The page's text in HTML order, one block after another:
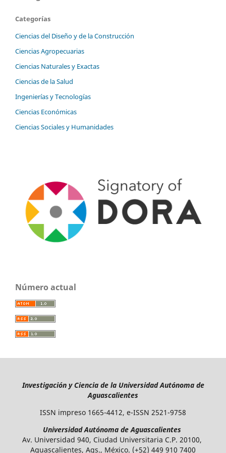
Categorías
Ciencias del Diseño y de la Construcción
Ciencias Agropecuarias
Ciencias Naturales y Exactas
Ciencias de la Salud
Ingenierías y Tecnologías
Ciencias Económicas
Ciencias Sociales y Humanidades
Número actual
Investigación y Ciencia de la Universidad Autónoma de
Aguascalientes
ISSN impreso 1665-4412, e-ISSN 2521-9758
Universidad Autónoma de Aguascalientes
Av. Universidad 940, Ciudad Universitaria C.P. 20100,
Aguascalientes, Ags., México. (+52) 449 910 7400